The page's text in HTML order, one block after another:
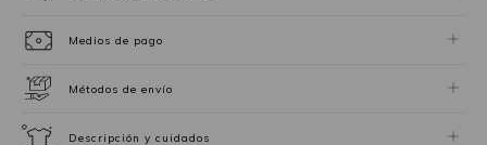
Medios de pago
Métodos de envío
Descripción y cuidados